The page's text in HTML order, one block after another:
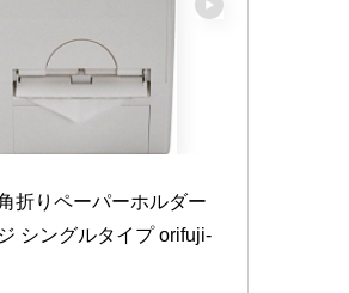
折りペーパーホルダー
シングルタイプ orifuji-